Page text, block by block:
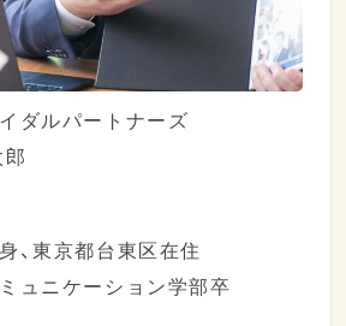
ダルパートナーズ
、東京都台東区在住
ュニケーション学部卒